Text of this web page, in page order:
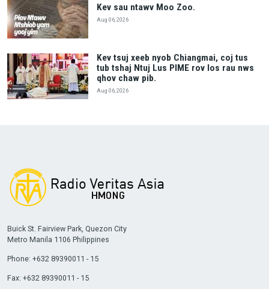
Kev sau ntawv Moo Zoo.
Aug 06, 2026
Kev tsuj xeeb nyob Chiangmai, coj tus
tub tshaj Ntuj Lus PIME rov los rau nws
qhov chaw pib.
Aug 06, 2026
Buick St. Fairview Park, Quezon City
Metro Manila 1106 Philippines
Phone: +632 89390011 - 15
Fax: +632 89390011 - 15